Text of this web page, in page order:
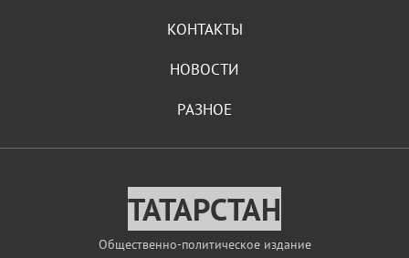
КОНТАКТЫ
НОВОСТИ
РАЗНОЕ
ТАТАРСТАН
Общественно-политическое издание